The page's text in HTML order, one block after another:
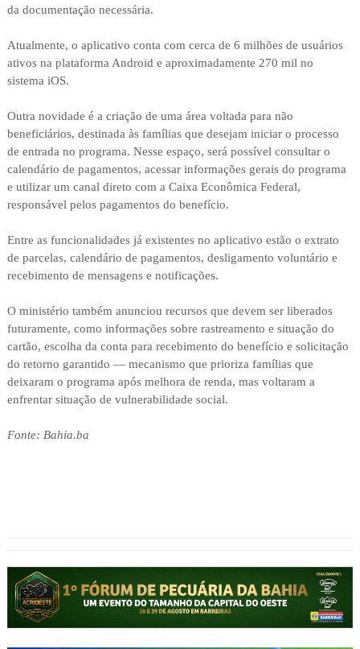
da documentação necessária.
Atualmente, o aplicativo conta com cerca de 6 milhões de usuários
ativos na plataforma Android e aproximadamente 270 mil no
sistema iOS.
Outra novidade é a criação de uma área voltada para não
beneficiários, destinada às famílias que desejam iniciar o processo
de entrada no programa. Nesse espaço, será possível consultar o
calendário de pagamentos, acessar informações gerais do programa
e utilizar um canal direto com a Caixa Econômica Federal,
responsável pelos pagamentos do benefício.
Entre as funcionalidades já existentes no aplicativo estão o extrato
de parcelas, calendário de pagamentos, desligamento voluntário e
recebimento de mensagens e notificações.
O ministério também anunciou recursos que devem ser liberados
futuramente, como informações sobre rastreamento e situação do
cartão, escolha da conta para recebimento do benefício e solicitação
do retorno garantido — mecanismo que prioriza famílias que
deixaram o programa após melhora de renda, mas voltaram a
enfrentar situação de vulnerabilidade social.
Fonte: Bahia.ba